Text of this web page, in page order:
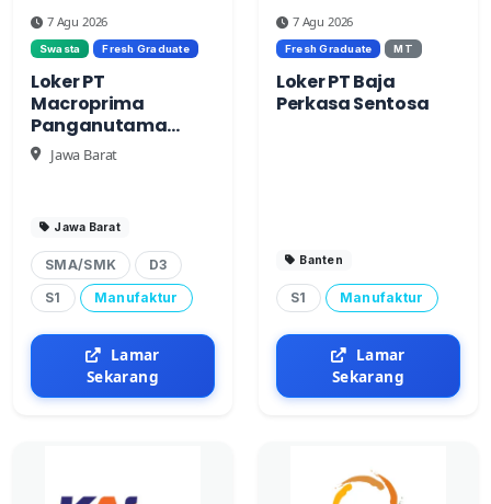
7 Agu 2026
Swasta Fresh Graduate
Loker PT
Macroprima
Panganutama
(Cimory Group)
Jawa Barat
Jawa Barat
SMA/SMK
D3
S1
Manufaktur
Lamar
Sekarang
7 Agu 2026
Fresh Graduate MT
Loker PT Baja
Perkasa Sentosa
Banten
S1 Manufaktur
Lamar
Sekarang